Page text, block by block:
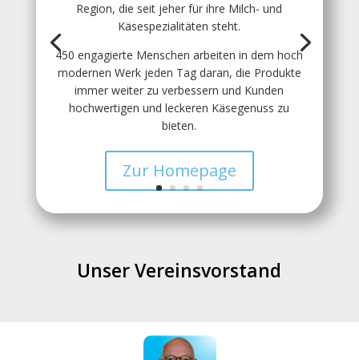
Region, die seit jeher für ihre Milch- und
Käsespezialitäten steht.
450 engagierte Menschen arbeiten in dem hoch
modernen Werk jeden Tag daran, die Produkte
immer weiter zu verbessern und Kunden
hochwertigen und leckeren Käsegenuss zu
bieten.
Zur Homepage
Unser Vereinsvorstand